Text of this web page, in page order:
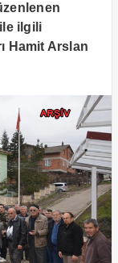
ilgili
Hamit Arslan